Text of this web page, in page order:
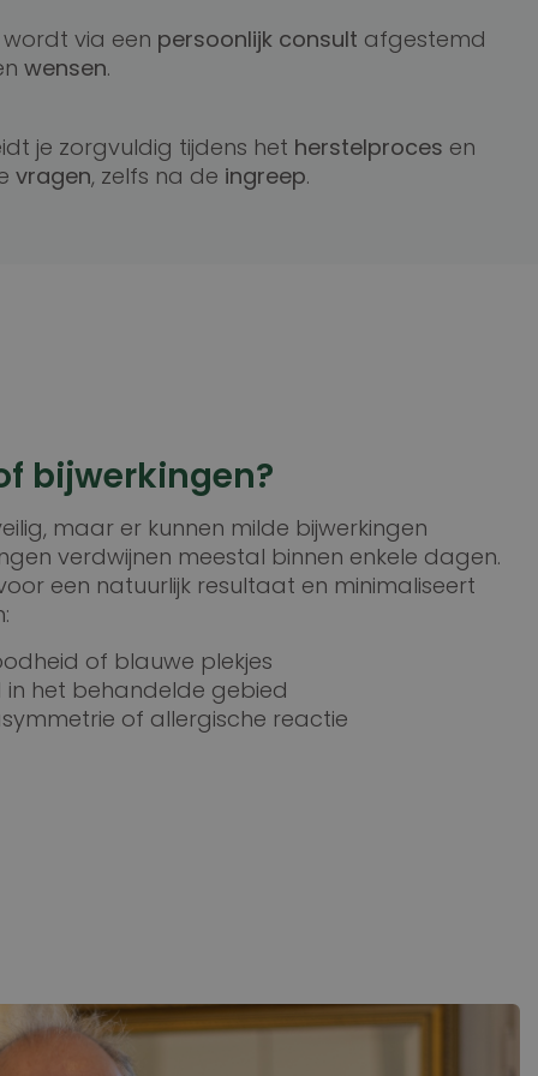
via een persoonlijk consult afgestemd
wensen.
je zorgvuldig tijdens het herstelproces en
vragen, zelfs na de ingreep.
bijwerkingen?
maar er kunnen milde bijwerkingen
verdwijnen meestal binnen enkele dagen.
een natuurlijk resultaat en minimaliseert
of blauwe plekjes
in het behandelde gebied
of allergische reactie